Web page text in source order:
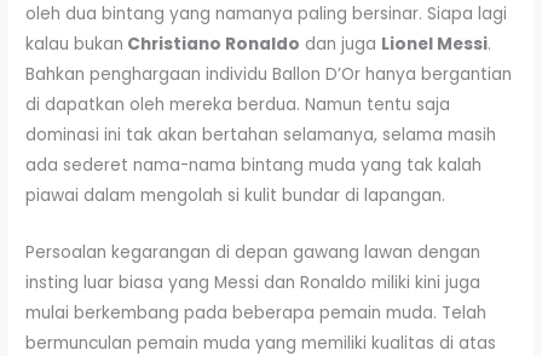
oleh dua bintang yang namanya paling bersinar. Siapa lagi
kalau bukan Christiano Ronaldo dan juga Lionel Messi.
Bahkan penghargaan individu Ballon D’Or hanya bergantian
di dapatkan oleh mereka berdua. Namun tentu saja
dominasi ini tak akan bertahan selamanya, selama masih
ada sederet nama-nama bintang muda yang tak kalah
piawai dalam mengolah si kulit bundar di lapangan.
Persoalan kegarangan di depan gawang lawan dengan
insting luar biasa yang Messi dan Ronaldo miliki kini juga
mulai berkembang pada beberapa pemain muda. Telah
bermunculan pemain muda yang memiliki kualitas di atas